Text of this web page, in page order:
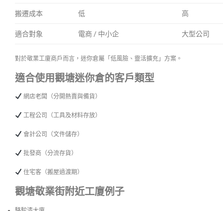
搬遷成本 低 高
適合對象 電商 / 中小企 大型公司
對於敬業工廈商戶而言，迷你倉屬「低風險、靈活擴充」方案。
適合使用觀塘迷你倉的客戶類型
網店老闆（分開熱賣與備貨）
工程公司（工具及材料存放）
會計公司（文件儲存）
批發商（分流存貨）
住宅客（搬屋過渡期）
觀塘敬業街附近工廈例子